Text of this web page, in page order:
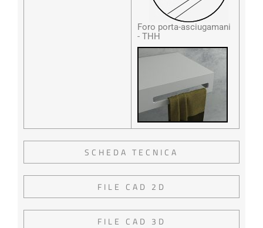
Foro porta-asciugamani
- THH
SCHEDA TECNICA
FILE CAD 2D
FILE CAD 3D